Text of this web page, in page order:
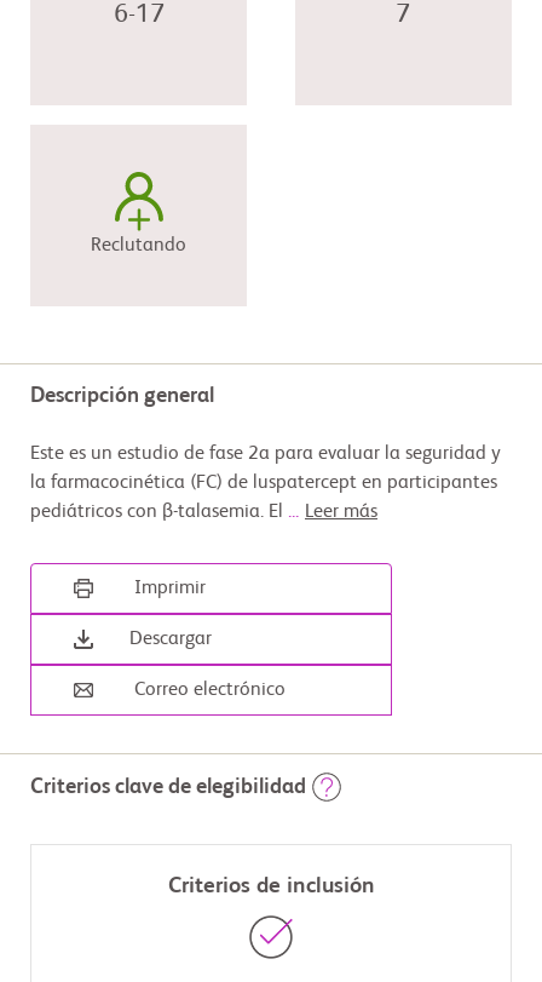
6-17 7
Reclutando
Descripción general
Este es un estudio de fase 2a para evaluar la seguridad y
la farmacocinética (FC) de luspatercept en participantes
pediátricos con β-talasemia. El ... Leer más
Imprimir
Descargar
Correo electrónico
Criterios clave de elegibilidad
Criterios de inclusión